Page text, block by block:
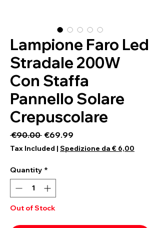
Lampione Faro Led
Stradale 200W
Con Staffa
Pannello Solare
Crepuscolare
€90.00 Regular Price
€69.99
Tax Included | Spedizione da € 6,00
Quantity *
Out of Stock